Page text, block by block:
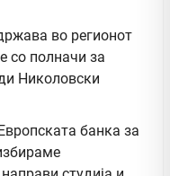
банка за